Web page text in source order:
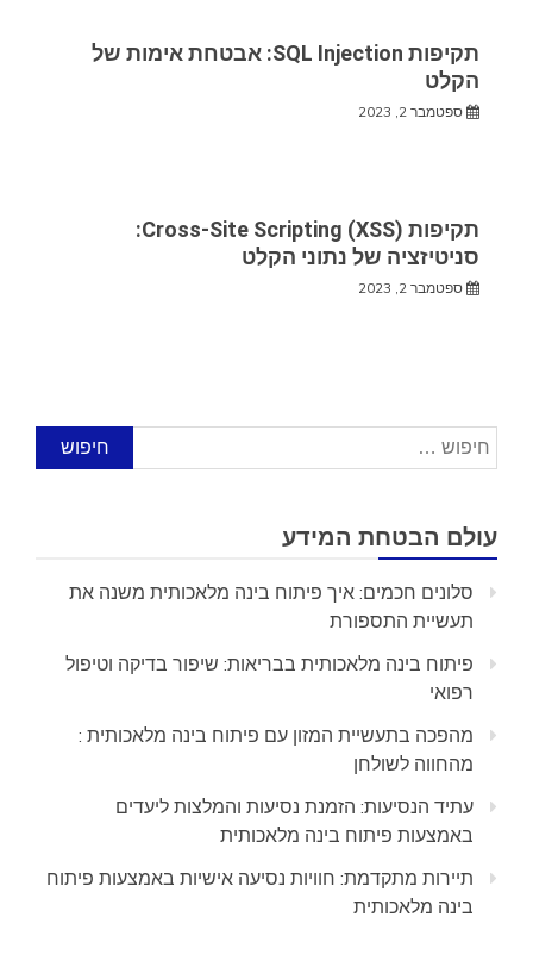
תקיפות SQL Injection: אבטחת אימות של
הקלט
ספטמבר 2, 2023
תקיפות Cross-Site Scripting (XSS):
סניטיזציה של נתוני הקלט
ספטמבר 2, 2023
חיפוש:
עולם הבטחת המידע
סלונים חכמים: איך פיתוח בינה מלאכותית משנה את
תעשיית התספורת
פיתוח בינה מלאכותית בבריאות: שיפור בדיקה וטיפול
רפואי
מהפכה בתעשיית המזון עם פיתוח בינה מלאכותית :
מהחווה לשולחן
עתיד הנסיעות: הזמנת נסיעות והמלצות ליעדים
באמצעות פיתוח בינה מלאכותית
תיירות מתקדמת: חוויות נסיעה אישיות באמצעות פיתוח
בינה מלאכותית